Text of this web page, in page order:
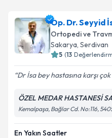
Op. Dr. Seyyid
Ortopedi ve
Sakarya, Serdivan
5 (13
Dr İsa bey hastasına karşı
ÖZEL MEDAR HASTANESİ
Kemalpaşa, Bağlar Cd. No:116,
En Yakın Saatler